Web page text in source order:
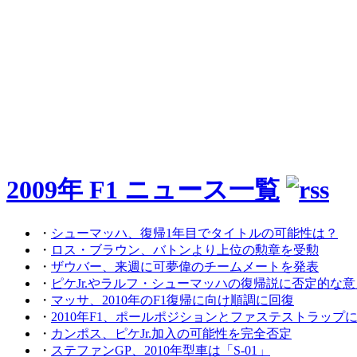
2009年 F1 ニュース一覧
・ シューマッハ、復帰1年目でタイトルの可能性は？
・ ロス・ブラウン、バトンより上位の勲章を受勲
・ ザウバー、来週に可夢偉のチームメートを発表
・ ピケJr.やラルフ・シューマッハの復帰説に否定的な
・ マッサ、2010年のF1復帰に向け順調に回復
・ 2010年F1、ポールポジションとファステストラップ
・ カンポス、ピケJr.加入の可能性を完全否定
・ ステファンGP、2010年型車は「S-01」